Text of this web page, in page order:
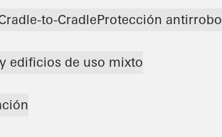
to-CradleProtección antirrobo
edificios de uso mixto